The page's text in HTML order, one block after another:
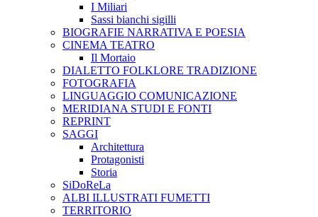
I Miliari
Sassi bianchi sigilli
BIOGRAFIE NARRATIVA E POESIA
CINEMA TEATRO
Il Mortaio
DIALETTO FOLKLORE TRADIZIONE
FOTOGRAFIA
LINGUAGGIO COMUNICAZIONE
MERIDIANA STUDI E FONTI
REPRINT
SAGGI
Architettura
Protagonisti
Storia
SiDoReLa
ALBI ILLUSTRATI FUMETTI
TERRITORIO